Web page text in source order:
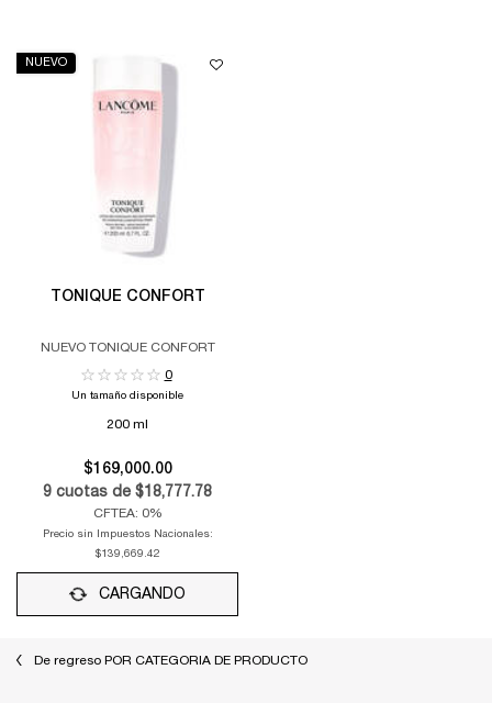
NUEVO
TONIQUE CONFORT
NUEVO TONIQUE CONFORT
0
Un tamaño disponible
200 ml
$169,000.00
9 cuotas de $18,777.78
CFTEA: 0%
Precio sin Impuestos Nacionales:
$139,669.42
CARGANDO
De regreso POR CATEGORIA DE PRODUCTO